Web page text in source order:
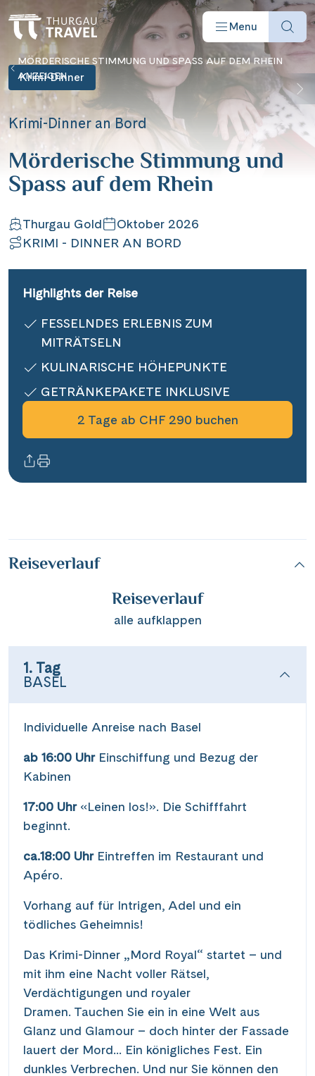
Menu
Reisearten
Reiseziele
Angebote
Schiffe
Informationen
Kontakt
Reisegutscheine
Hotline 0800 626 550
MÖRDERISCHE STIMMUNG UND SPASS AUF DEM RHEIN
ANZEIGEN
Krimi-Dinner
Krimi-Dinner an Bord
Mörderische Stimmung und
Spass auf dem Rhein
Thurgau Gold
Oktober 2026
KRIMI - DINNER AN BORD
Highlights der Reise
FESSELNDES ERLEBNIS ZUM
MITRÄTSELN
KULINARISCHE HÖHEPUNKTE
GETRÄNKEPAKETE INKLUSIVE
2 Tage ab CHF 290 buchen
Reiseverlauf
Reiseverlauf
alle aufklappen
1. Tag
BASEL
Individuelle Anreise nach Basel
ab 16:00 Uhr Einschiffung und Bezug der
Kabinen
17:00 Uhr «Leinen los!». Die Schifffahrt
beginnt.
ca.18:00 Uhr Eintreffen im Restaurant und
Apéro.
Vorhang auf für Intrigen, Adel und ein
tödliches Geheimnis!
Das Krimi-Dinner „Mord Royal“ startet – und
mit ihm eine Nacht voller Rätsel,
Verdächtigungen und royaler
Dramen. Tauchen Sie ein in eine Welt aus
Glanz und Glamour – doch hinter der Fassade
lauert der Mord... Ein königliches Fest. Ein
dunkles Verbrechen. Und nur Sie können den